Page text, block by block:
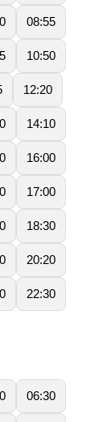
08:55
10:50
12:20
14:10
16:00
17:00
18:30
20:20
22:30
06:30